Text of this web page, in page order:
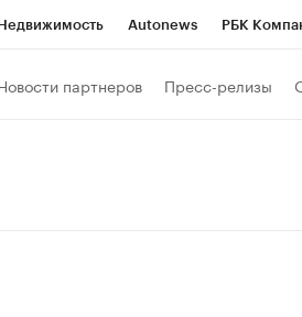
Autonews РБК
партнеров Пресс-релизы